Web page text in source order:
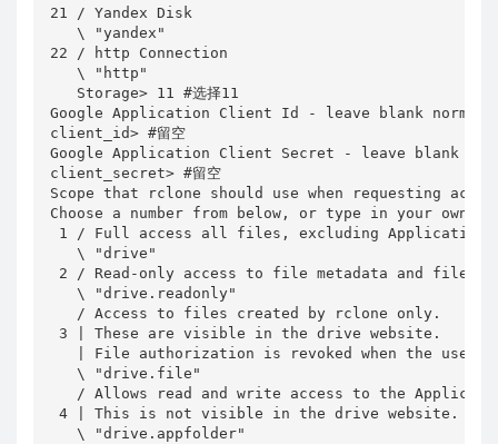
21 / Yandex Disk
   \ "yandex"
22 / http Connection
   \ "http"
   Storage> 11 #选择11
Google Application Client Id - leave blank
client_id> #留空
Google Application Client Secret - leave blank
client_secret> #留空
Scope that rclone should use when requesting
Choose a number from below, or type in your own
1 / Full access all files, excluding Application
   \ "drive"
2 / Read-only access to file metadata and file
   \ "drive.readonly"
   / Access to files created by rclone only.
3 | These are visible in the drive website.
| File authorization is revoked when the user
   \ "drive.file"
/ Allows read and write access to the
4 | This is not visible in the drive website.
   \ "drive.appfolder"